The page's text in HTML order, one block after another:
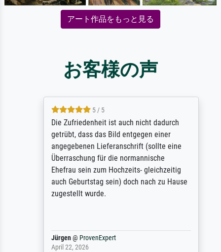
アート作品をもっと見る
お客様の声
5 / 5
Die Zufriedenheit ist auch nicht dadurch
getrübt, dass das Bild entgegen einer
angegebenen Lieferanschrift (sollte eine
Überraschung für die normannische
Ehefrau sein zum Hochzeits- gleichzeitig
auch Geburtstag sein) doch nach zu Hause
zugestellt wurde.
Jürgen@ProvenExpert
April 22, 2026